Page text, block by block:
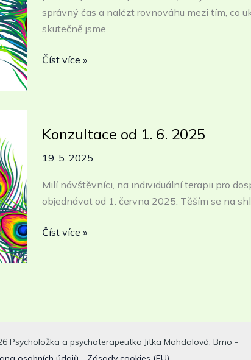
správný čas a nalézt rovnováhu mezi tím, co
skutečně jsme.
Páv:
sebepoznání
a
změny
Číst více »
Konzultace od 1. 6. 2025
19. 5. 2025
Milí návštěvníci, na individuální terapii pro
objednávat od 1. června 2025: Těším se na
Konzultace
Číst více »
Psycholožka a psychoterapeutka Jitka Mahdalová, Brno -